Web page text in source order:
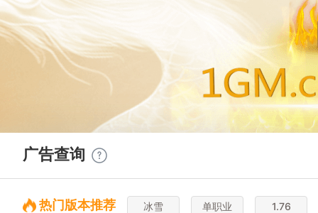
广告查询
热门版本推荐 冰雪 单职业 1.76